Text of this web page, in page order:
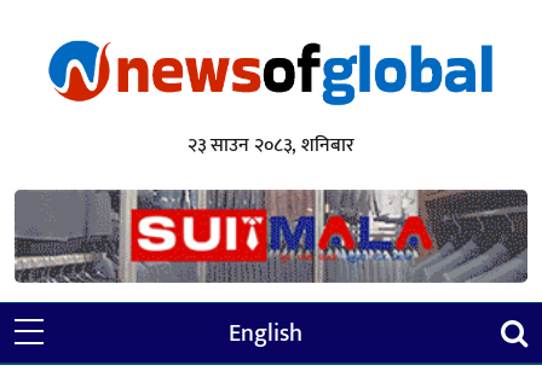
२३ साउन २०८३, शनिबार
English